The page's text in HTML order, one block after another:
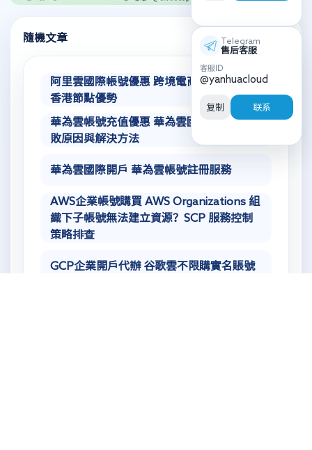
隨機文章
阿里雲國際帳號優惠 跨境電商選擇阿里雲
香港節點優勢
華為雲帳號充值優惠 華為雲國際站註冊失
敗原因與解決方法
華為雲國際開戶 華為雲帳號註冊服務
AWS企業帳號購買 AWS Organizations 組
織下子帳號無法建立資源？SCP 服務控制
策略排查
GCP企業開戶代辦 谷歌雲不限購實名賬號
Telegram
售后客服
客服ID
@yanhuacloud
复制 联系